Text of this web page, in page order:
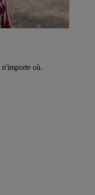
n'importe où.